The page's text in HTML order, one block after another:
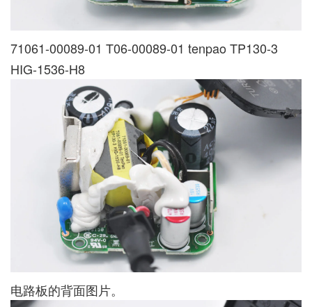
71061-00089-01 T06-00089-01 tenpao TP130-3
HIG-1536-H8
电路板的背面图片。